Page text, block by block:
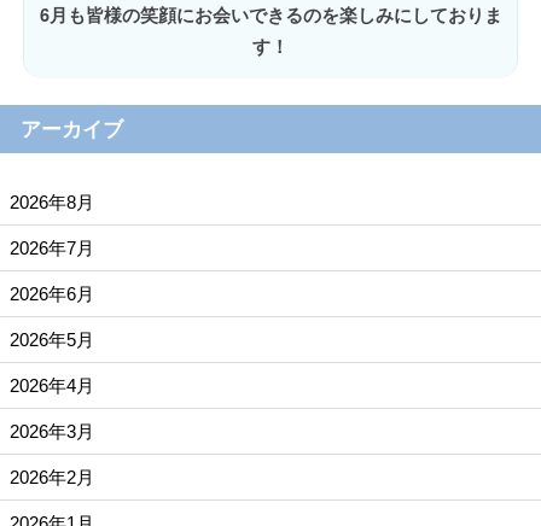
6月も皆様の笑顔にお会いできるのを楽しみにしておりま
す！
アーカイブ
2026年8月
2026年7月
2026年6月
2026年5月
2026年4月
2026年3月
2026年2月